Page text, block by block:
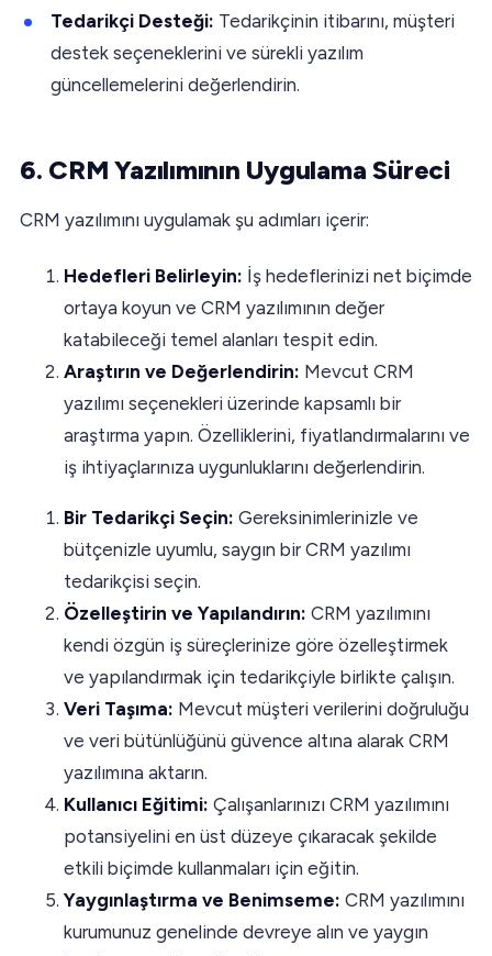
Tedarikçi Desteği: Tedarikçinin itibarını, müşteri
destek seçeneklerini ve sürekli yazılım
güncellemelerini değerlendirin.
6. CRM Yazılımının Uygulama Süreci
CRM yazılımını uygulamak şu adımları içerir:
Hedefleri Belirleyin: İş hedeflerinizi net biçimde
ortaya koyun ve CRM yazılımının değer
katabileceği temel alanları tespit edin.
Araştırın ve Değerlendirin: Mevcut CRM
yazılımı seçenekleri üzerinde kapsamlı bir
araştırma yapın. Özelliklerini, fiyatlandırmalarını ve
iş ihtiyaçlarınıza uygunluklarını değerlendirin.
Bir Tedarikçi Seçin: Gereksinimlerinizle ve
bütçenizle uyumlu, saygın bir CRM yazılımı
tedarikçisi seçin.
Özelleştirin ve Yapılandırın: CRM yazılımını
kendi özgün iş süreçlerinize göre özelleştirmek
ve yapılandırmak için tedarikçiyle birlikte çalışın.
Veri Taşıma: Mevcut müşteri verilerini doğruluğu
ve veri bütünlüğünü güvence altına alarak CRM
yazılımına aktarın.
Kullanıcı Eğitimi: Çalışanlarınızı CRM yazılımını
potansiyelini en üst düzeye çıkaracak şekilde
etkili biçimde kullanmaları için eğitin.
Yaygınlaştırma ve Benimseme: CRM yazılımını
kurumunuz genelinde devreye alın ve yaygın